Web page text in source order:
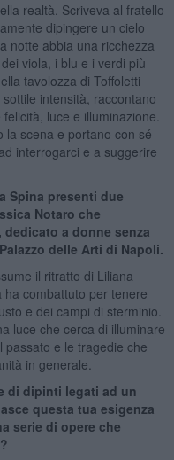
realtà. Scriveva al fratello
dipingere un cielo
notte abbia una ricchezza
viola, i blu e i verdi più
tavolozza di Toffoletti
intensità, raccontano
luce e illuminazione.
la scena e portano con sé
interrogarci e a suggerire
Spina presenti due
Notaro che
dedicato a donne senza
delle Arti di Napoli.
il ritratto di Liliana
combattuto per tenere
e dei campi di sterminio.
luce che cerca di illuminare
e le tragedie che
in generale.
di dipinti legati ad un
questa tua esigenza
serie di opere che